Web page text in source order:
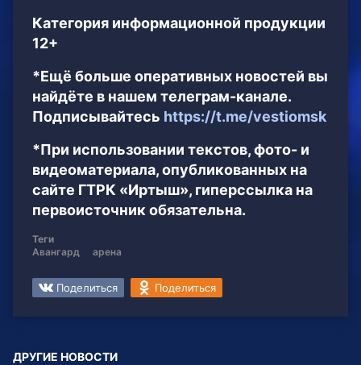
Категория информационной продукции
12+
*Ещё больше оперативных новостей вы
найдёте в нашем телеграм-канале.
Подписывайтесь https://t.me/vestiomsk
*При использовании текстов, фото- и
видеоматериала, опубликованных на
сайте ГТРК «Иртыш», гиперссылка на
первоисточник обязательна.
Теги
Авангард
арена
Поделиться Поделиться
ДРУГИЕ НОВОСТИ